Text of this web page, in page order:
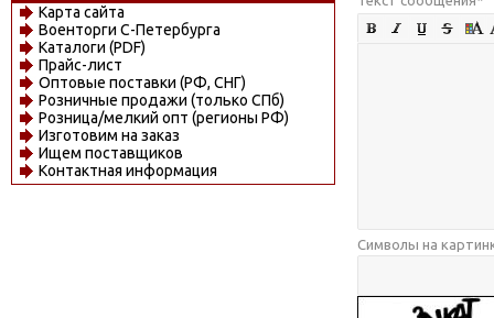
Карта сайта
Военторги С-Петербурга
Каталоги (PDF)
Прайс-лист
Оптовые поставки (РФ, СНГ)
Розничные продажи (только СПб)
Розница/мелкий опт (регионы РФ)
Изготовим на заказ
Ищем поставщиков
Контактная информация
Символы на